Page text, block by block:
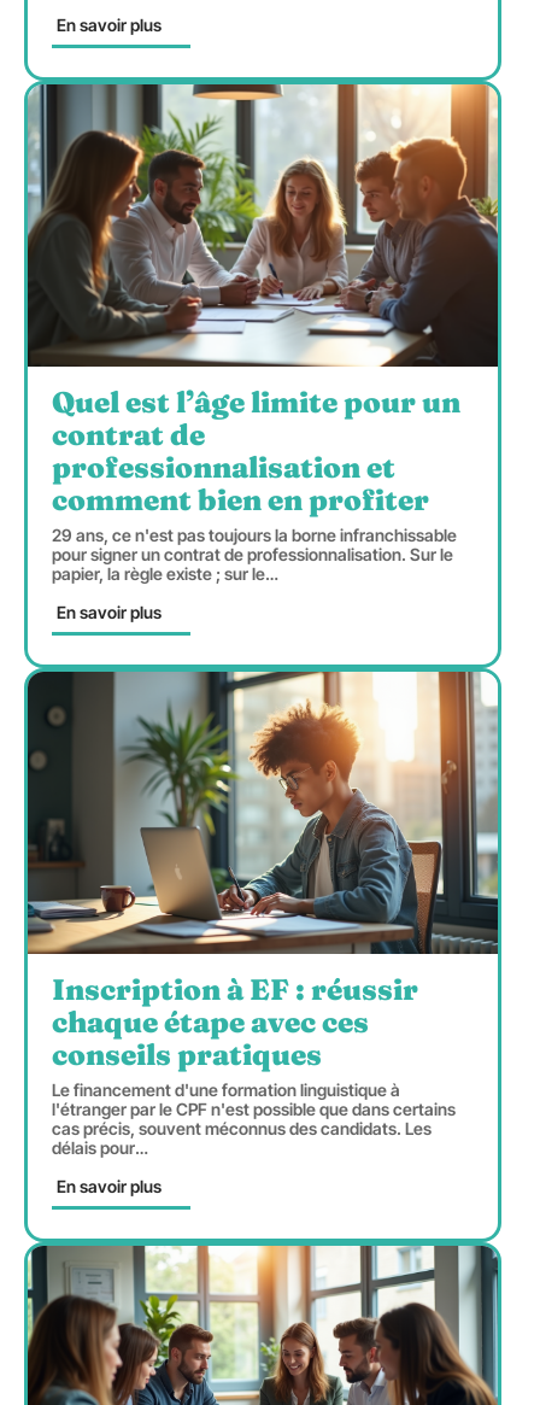
En savoir plus
Quel est l’âge limite pour un
contrat de
professionnalisation et
comment bien en profiter
29 ans, ce n'est pas toujours la borne infranchissable
pour signer un contrat de professionnalisation. Sur le
papier, la règle existe ; sur le…
En savoir plus
Inscription à EF : réussir
chaque étape avec ces
conseils pratiques
Le financement d'une formation linguistique à
l'étranger par le CPF n'est possible que dans certains
cas précis, souvent méconnus des candidats. Les
délais pour…
En savoir plus